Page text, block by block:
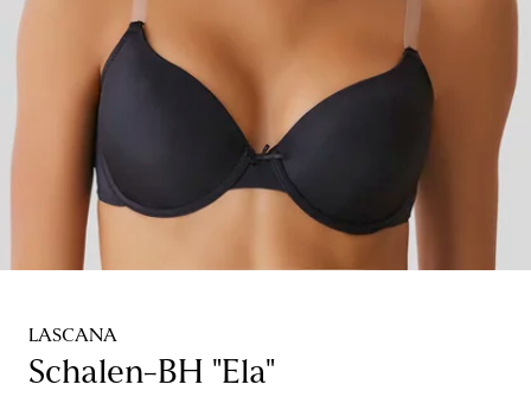
LASCANA
Schalen-BH "Ela"